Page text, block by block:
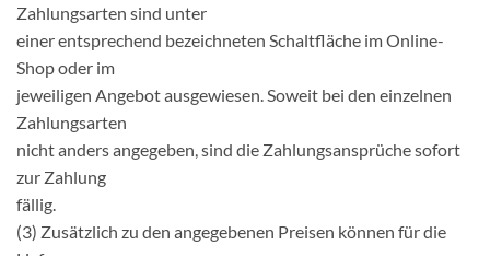
Zahlungsarten sind unter
einer entsprechend bezeichneten Schaltfläche im Online-
Shop oder im
jeweiligen Angebot ausgewiesen. Soweit bei den einzelnen
Zahlungsarten
nicht anders angegeben, sind die Zahlungsansprüche sofort
zur Zahlung
fällig.
(3) Zusätzlich zu den angegebenen Preisen können für die